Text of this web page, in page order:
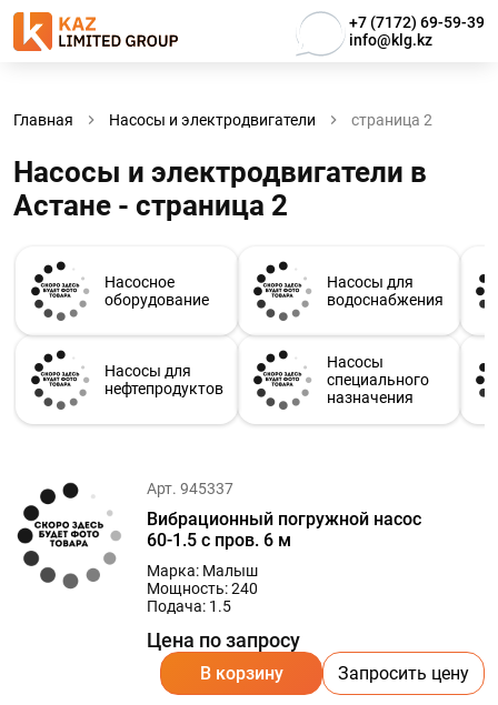
+7 (7172) 69-59-39
info@klg.kz
Главная Насосы и электродвигатели страница 2
Насосы и электродвигатели в
Астанe - страница 2
Насосное
оборудование
Насосы для
нефтепродуктов
Насосы для
водоснабжения
Насосы
специального
назначения
Арт. 945337
Вибрационный погружной насос
60-1.5 с пров. 6 м
Марка: Малыш
Мощность: 240
Подача: 1.5
Цена по запросу
В корзину Запросить цену